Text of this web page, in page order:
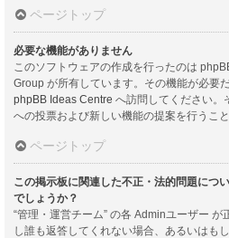
ページトップ
必要な機能がありません
このソフトウェアの作成を行ったのは
Group が所有しています。その機能が必要
phpBB Ideas Centre へ訪問してください。
への投票および新しい機能の提案を行うこと
ページトップ
この掲示板に関連した不正・法的問題につ
でしょうか？
“管理・運営チーム” の各 Adminユーザー
し誰も返答してくれない場合、あるいはも